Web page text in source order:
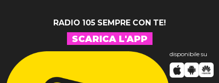
RADIO 105 SEMPRE CON TE!
SCARICA L'APP
disponibile su